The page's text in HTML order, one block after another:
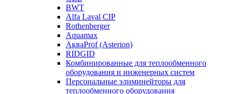
BWT
Alfa Laval CIP
Rothenberger
Aquamax
АкваProf (Asterion)
RIDGID
Комбинированные для теплообменного
оборудования и инженерных систем
Персональные элиминейторы для
теплообменного оборудования